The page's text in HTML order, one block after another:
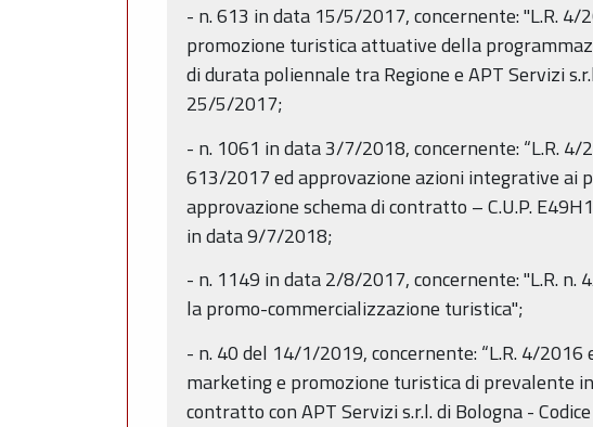
- n. 613 in data 15/5/2017, concernente: "L.R.
promozione turistica attuative della
di durata poliennale tra Regione e APT Servizi
25/5/2017;
- n. 1061 in data 3/7/2018, concernente: “L.R. 4/
613/2017 ed approvazione azioni integrative ai
approvazione schema di contratto – C.U.P.
in data 9/7/2018;
- n. 1149 in data 2/8/2017, concernente: "L.R.
la promo-commercializzazione turistica";
- n. 40 del 14/1/2019, concernente: “L.R. 4/2016
marketing e promozione turistica di prevalente
contratto con APT Servizi s.r.l. di Bologna -